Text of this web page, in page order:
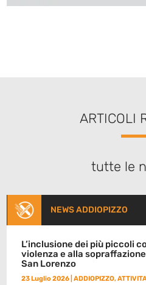
ARTICOLI
tutte le
NEWS ADDIOPIZZO
L’inclusione dei più piccoli
violenza e alla
San Lorenzo
23 Luglio 2026 |ADDIOPIZZO,